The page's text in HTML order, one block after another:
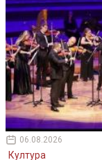
06.08.2026
Култура